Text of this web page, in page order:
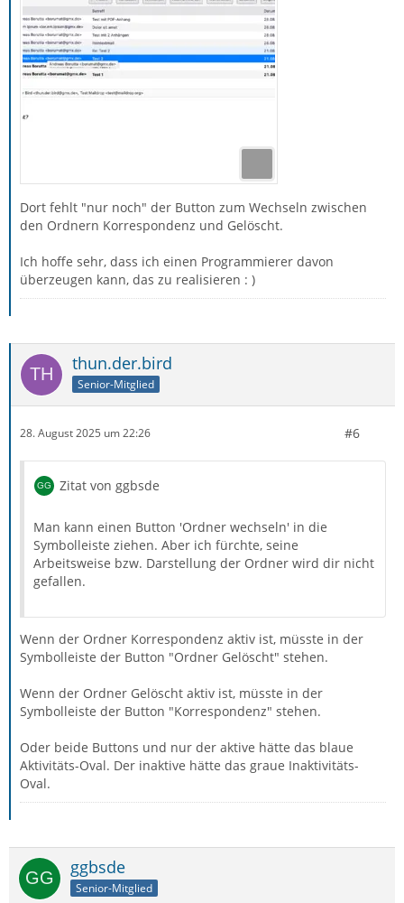
Dort fehlt "nur noch" der Button zum Wechseln zwischen
den Ordnern Korrespondenz und Gelöscht.
Ich hoffe sehr, dass ich einen Programmierer davon
überzeugen kann, das zu realisieren : )
thun.der.bird
Senior-Mitglied
28. August 2025 um 22:26 #6
Zitat von ggbsde
Man kann einen Button 'Ordner wechseln' in die
Symbolleiste ziehen. Aber ich fürchte, seine
Arbeitsweise bzw. Darstellung der Ordner wird dir nicht
gefallen.
Wenn der Ordner Korrespondenz aktiv ist, müsste in der
Symbolleiste der Button "Ordner Gelöscht" stehen.
Wenn der Ordner Gelöscht aktiv ist, müsste in der
Symbolleiste der Button "Korrespondenz" stehen.
Oder beide Buttons und nur der aktive hätte das blaue
Aktivitäts-Oval. Der inaktive hätte das graue Inaktivitäts-
Oval.
ggbsde
Senior-Mitglied